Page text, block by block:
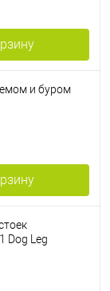
и буром
Dog Leg